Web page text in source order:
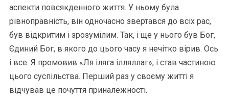
аспекти повсякденного життя. У ньому була
рівноправність, він одночасно звертався до всіх рас,
був відкритим і зрозумілим. Так, і ще у нього був Бог,
Єдиний Бог, в якого до цього часу я нечітко вірив. Ось
і все. Я промовив «Ля іляга ілляллаг», і став частиною
цього суспільства. Перший раз у своєму житті я
відчував це почуття приналежності.